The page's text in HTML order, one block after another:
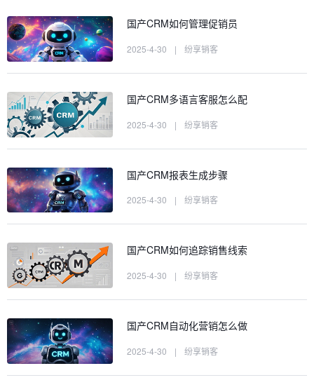
国产CRM如何管理促销员
2025-4-30 | 纷享销客
国产CRM多语言客服怎么配
2025-4-30 | 纷享销客
国产CRM报表生成步骤
2025-4-30 | 纷享销客
国产CRM如何追踪销售线索
2025-4-30 | 纷享销客
国产CRM自动化营销怎么做
2025-4-30 | 纷享销客